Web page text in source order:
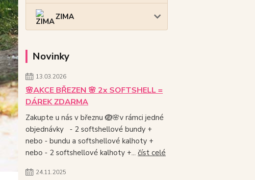
ZIMA
Novinky
13.03.2026
🌸AKCE BŘEZEN 🌸 2x SOFTSHELL =
DÁREK ZDARMA
Zakupte u nás v březnu 🪺🌸v rámci jedné
objednávky - 2 softshellové bundy +
nebo - bundu a softshellové kalhoty +
nebo - 2 softshellové kalhoty +... číst celé
24.11.2025